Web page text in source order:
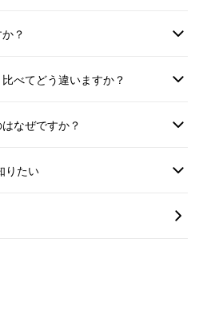
レートが100gあたり糖
んでおります。
コレートが100gあたりタ
？
べてどう違いますか？
なぜですか？
りたい